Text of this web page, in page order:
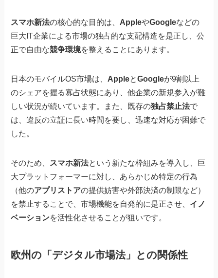
スマホ新法の核心的な目的は、 AppleやGoogleなどの
巨大IT企業による市場の独占的な支配構造を是正し、公
正で自由な競争環境を整えることにあります。
日本のモバイルOS市場は、 AppleとGoogleが9割以上
のシェアを握る寡占状態にあり、他企業の新規参入が難
しい状況が続いています。また、既存の独占禁止法で
は、違反の立証に長い時間を要し、迅速な対応が困難で
した。
そのため、 スマホ新法という新たな枠組みを導入し、巨
大プラットフォーマーに対し、あらかじめ特定の行為
（他のアプリストアの提供妨害や外部決済の制限など）
を禁止することで、市場機能を自発的に是正させ、 イノ
ベーションを活性化させることが狙いです。
欧州の「デジタル市場法」との関係性